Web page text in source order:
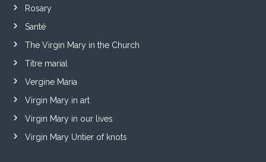
Rosary
Santé
The Virgin Mary in the Church
Titre marial
Vergine Maria
Virgin Mary in art
Virgin Mary in our lives
Virgin Mary Untier of knots